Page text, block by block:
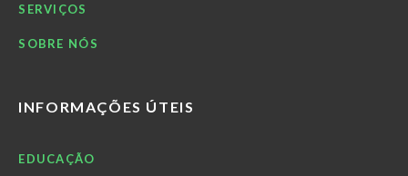
SERVIÇOS
SOBRE NÓS
INFORMAÇÕES ÚTEIS
EDUCAÇÃO